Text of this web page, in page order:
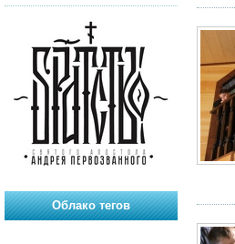
Облако тегов